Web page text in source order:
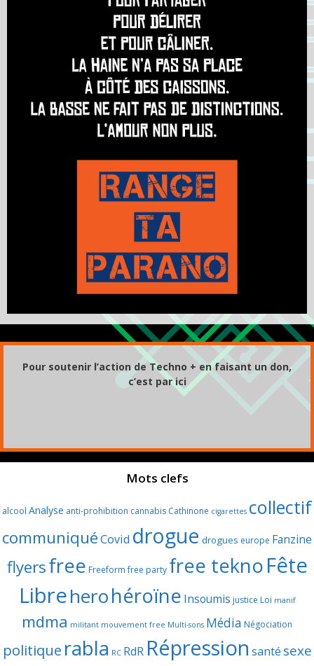
Pour soutenir l’action de Techno + en faisant un don,
c’est par ici
Mots clefs
alcool Analyse anti-prohibition cannabis Cathinone cigarettes collectif
communiquéCovid drogue drogues europe Fanzine
flyersfree Freeform free party free teknoFête
Libreherohéroïne Insoumis justice Loi manif
mdma militant mouvement free Multi-sons Média Négociation
politique rabla RC RdR Répression santé sexe